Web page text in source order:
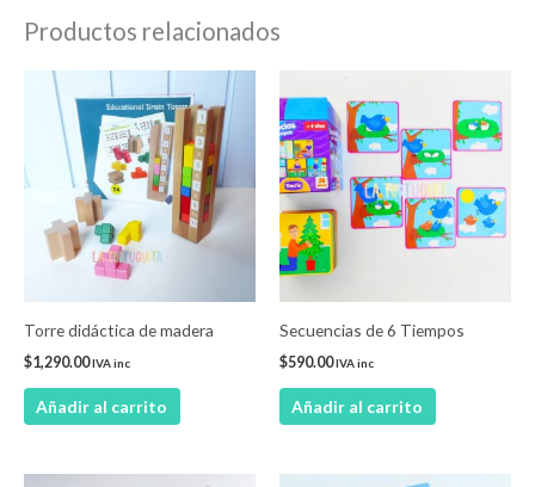
Productos relacionados
Torre didáctica de madera
$1,290.00IVA inc
Añadir al carrito
Secuencias de 6 Tiempos
$590.00IVA inc
Añadir al carrito